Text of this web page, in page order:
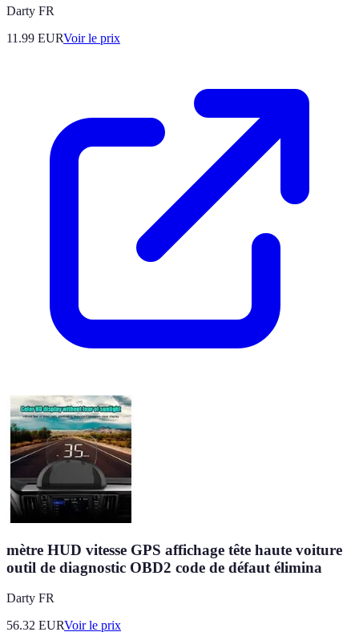
Darty FR
11.99 EURVoir le prix
mètre HUD vitesse GPS affichage tête haute voiture
outil de diagnostic OBD2 code de défaut élimina
Darty FR
56.32 EURVoir le prix